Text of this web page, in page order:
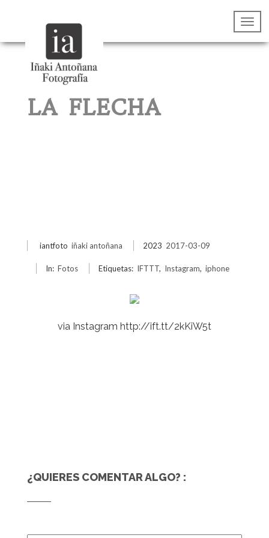
LA FLECHA
iantfoto iñaki antoñana 2023 2017-03-09
In: Fotos Etiquetas: IFTTT, Instagram, iphone
via Instagram http://ift.tt/2kKiW5t
¿QUIERES COMENTAR ALGO? :